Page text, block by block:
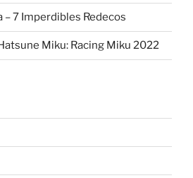
– 7 Imperdibles Redecos
Miku: Racing Miku 2022